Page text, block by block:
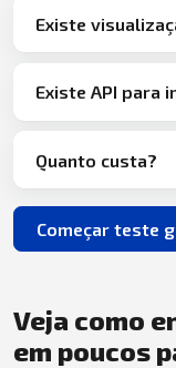
Existe
Existe API para
Quanto custa?
Começar teste
Veja como
em poucos